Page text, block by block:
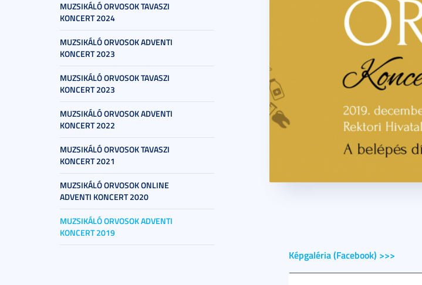
MUZSIKÁLÓ ORVOSOK TAVASZI
KONCERT 2024
MUZSIKÁLÓ ORVOSOK ADVENTI
KONCERT 2023
MUZSIKÁLÓ ORVOSOK TAVASZI
KONCERT 2023
MUZSIKÁLÓ ORVOSOK ADVENTI
KONCERT 2022
MUZSIKÁLÓ ORVOSOK TAVASZI
KONCERT 2021
MUZSIKÁLÓ ORVOSOK ONLINE
ADVENTI KONCERT 2020
MUZSIKÁLÓ ORVOSOK ADVENTI
KONCERT 2019
Képgaléria (Facebook) >>>